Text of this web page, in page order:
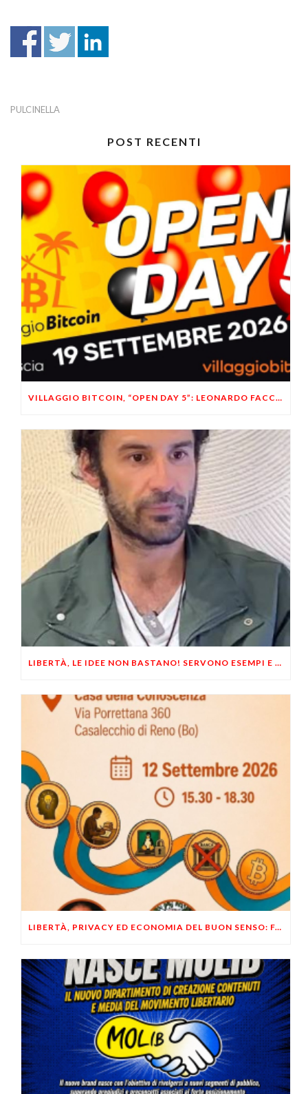
PULCINELLA
POST RECENTI
VILLAGGIO BITCOIN, “OPEN DAY 5”: LEONARDO FACCO OSPITE A BRESCIA
LIBERTÀ, LE IDEE NON BASTANO! SERVONO ESEMPI E UN PO’ DI COERENZA
LIBERTÀ, PRIVACY ED ECONOMIA DEL BUON SENSO: FACCO E MUSUMECI A CASALECCHIO DI RENO (BO)